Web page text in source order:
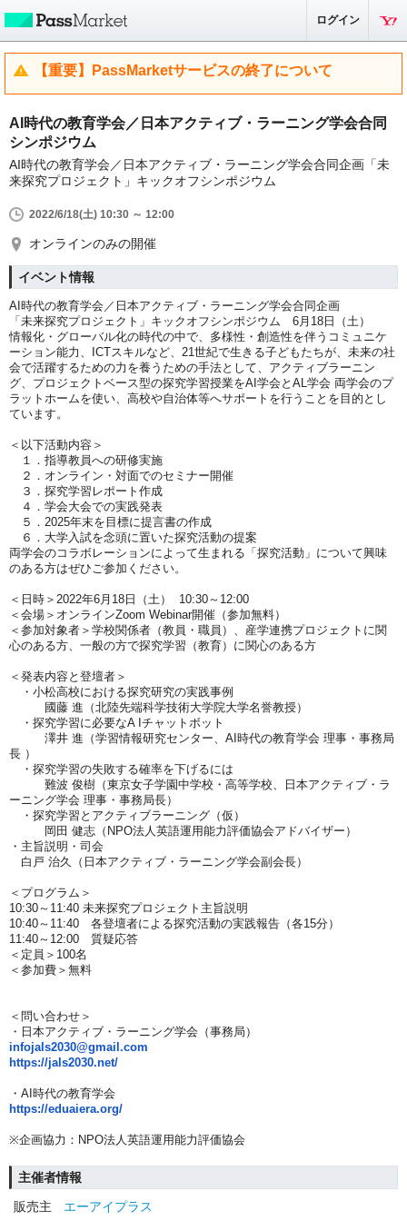
ログイン
【重要】PassMarketサービスの終了について
AI時代の教育学会／日本アクティブ・ラーニング学会合同
シンポジウム
AI時代の教育学会／日本アクティブ・ラーニング学会合同企画「未
来探究プロジェクト」キックオフシンポジウム
2022/6/18(土) 10:30 ～ 12:00
オンラインのみの開催
イベント情報
AI時代の教育学会／日本アクティブ・ラーニング学会合同企画
「未来探究プロジェクト」キックオフシンポジウム 6月18日（土）
情報化・グローバル化の時代の中で、多様性・創造性を伴うコミュニケ
ーション能力、ICTスキルなど、21世紀で生きる子どもたちが、未来の社
会で活躍するための力を養うための手法として、アクティブラーニン
グ、プロジェクトベース型の探究学習授業をAI学会とAL学会 両学会のプ
ラットホームを使い、高校や自治体等へサポートを行うことを目的とし
ています。
＜以下活動内容＞
１．指導教員への研修実施
２．オンライン・対面でのセミナー開催
３．探究学習レポート作成
４．学会大会での実践発表
５．2025年末を目標に提言書の作成
６．大学入試を念頭に置いた探究活動の提案
両学会のコラボレーションによって生まれる「探究活動」について興味
のある方はぜひご参加ください。
＜日時＞2022年6月18日（土） 10:30～12:00
＜会場＞オンラインZoom Webinar開催（参加無料）
＜参加対象者＞学校関係者（教員・職員）、産学連携プロジェクトに関
心のある方、一般の方で探究学習（教育）に関心のある方
＜発表内容と登壇者＞
・小松高校における探究研究の実践事例
國藤 進（北陸先端科学技術大学院大学名誉教授）
・探究学習に必要なA Iチャットボット
澤井 進（学習情報研究センター、AI時代の教育学会 理事・事務局
長 ）
・探究学習の失敗する確率を下げるには
難波 俊樹（東京女子学園中学校・高等学校、日本アクティブ・ラ
ーニング学会 理事・事務局長）
・探究学習とアクティブラーニング（仮）
岡田 健志（NPO法人英語運用能力評価協会アドバイザー）
・主旨説明・司会
白戸 治久（日本アクティブ・ラーニング学会副会長）
＜プログラム＞
10:30～11:40 未来探究プロジェクト主旨説明
10:40～11:40 各登壇者による探究活動の実践報告（各15分）
11:40～12:00 質疑応答
＜定員＞100名
＜参加費＞無料
＜問い合わせ＞
・日本アクティブ・ラーニング学会（事務局）
infojals2030@gmail.com
https://jals2030.net/
・AI時代の教育学会
https://eduaiera.org/
※企画協力：NPO法人英語運用能力評価協会
主催者情報
販売主
エーアイプラス